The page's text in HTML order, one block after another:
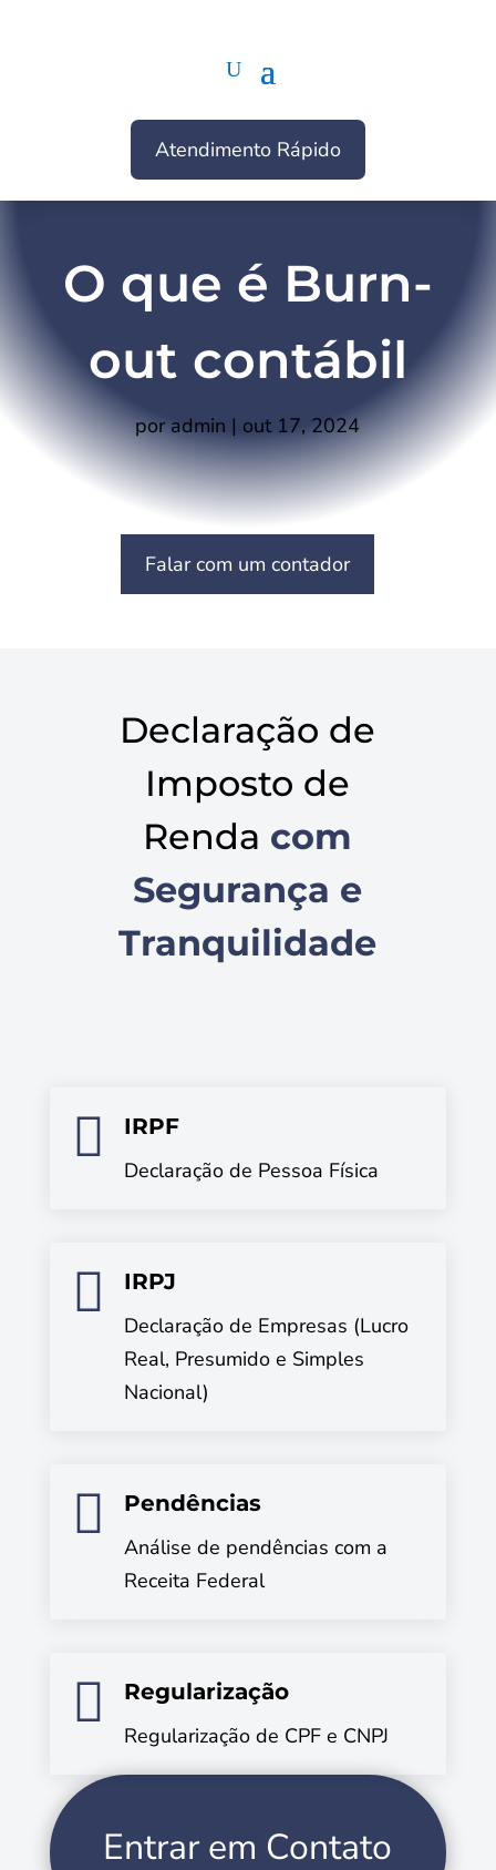
Atendimento Rápido
O que é Burn-
out contábil
poradmin | out 17, 2024
Falar com um contador
Declaração de
Imposto de
Renda com
Segurança e
Tranquilidade

IRPF
Declaração de Pessoa Física

IRPJ
Declaração de Empresas (Lucro
Real, Presumido e Simples
Nacional)

Pendências
Análise de pendências com a
Receita Federal

Regularização
Regularização de CPF e CNPJ
Entrar em Contato